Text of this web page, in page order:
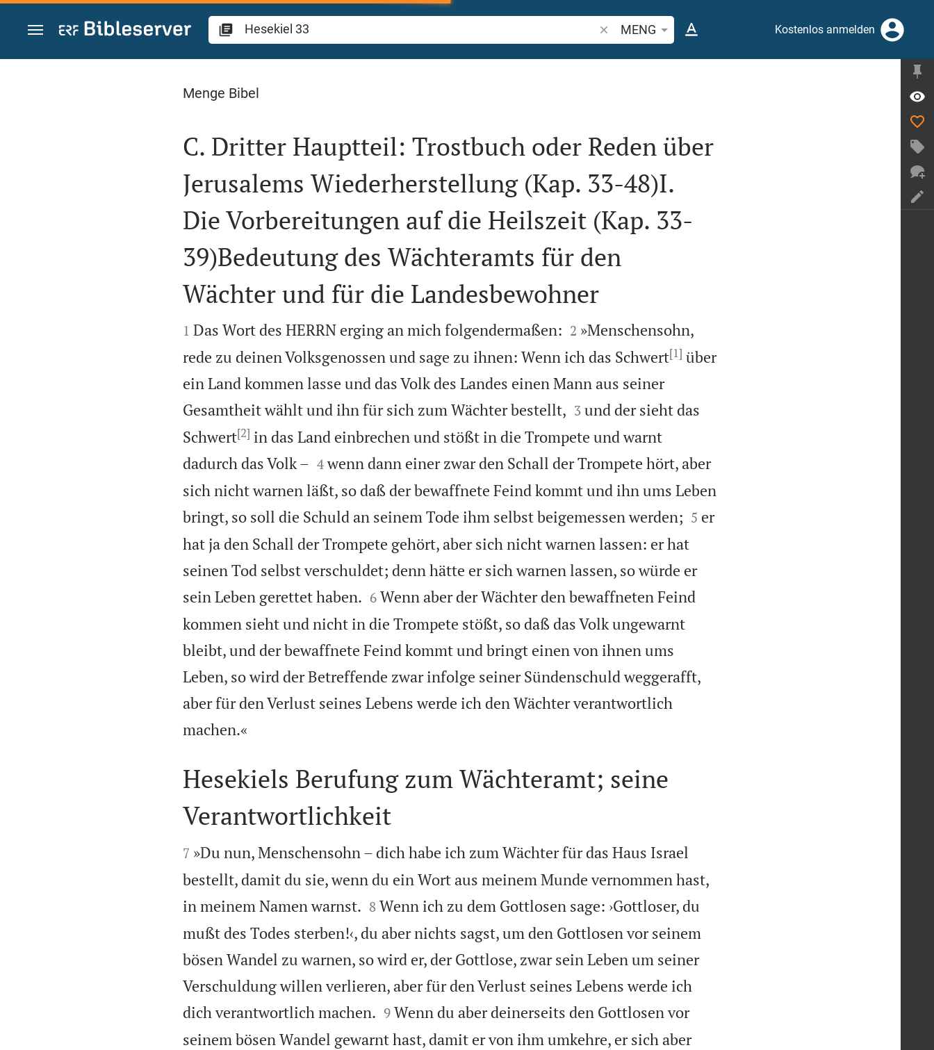
Zum Inhalt springen
Bibelstelle oder Begriff suchen
MENG Kostenlos anmelden
Hesekiel 33
Menge Bibel

C. Dritter Hauptteil: Trostbuch oder Reden über
Jerusalems Wiederherstellung (Kap. 33-48)I.
Die Vorbereitungen auf die Heilszeit (Kap. 33-
39)Bedeutung des Wächteramts für den
Wächter und für die Landesbewohner

1 Das Wort des HERRN erging an mich folgendermaßen:
2 »Menschensohn,
rede zu deinen Volksgenossen und sage zu ihnen: Wenn ich das Schwert[1] über
ein Land kommen lasse und das Volk des Landes einen Mann aus seiner
Gesamtheit wählt und ihn für sich zum Wächter bestellt,
3 und der sieht das
Schwert[2] in das Land einbrechen und stößt in die Trompete und warnt
dadurch das Volk –
4 wenn dann einer zwar den Schall der Trompete hört, aber
sich nicht warnen läßt, so daß der bewaffnete Feind kommt und ihn ums Leben
bringt, so soll die Schuld an seinem Tode ihm selbst beigemessen werden;
5 er
hat ja den Schall der Trompete gehört, aber sich nicht warnen lassen: er hat
seinen Tod selbst verschuldet; denn hätte er sich warnen lassen, so würde er
sein Leben gerettet haben.
6 Wenn aber der Wächter den bewaffneten Feind
kommen sieht und nicht in die Trompete stößt, so daß das Volk ungewarnt
bleibt, und der bewaffnete Feind kommt und bringt einen von ihnen ums
Leben, so wird der Betreffende zwar infolge seiner Sündenschuld weggerafft,
aber für den Verlust seines Lebens werde ich den Wächter verantwortlich
machen.«

Hesekiels Berufung zum Wächteramt; seine
Verantwortlichkeit

7 »Du nun, Menschensohn – dich habe ich zum Wächter für das Haus Israel
bestellt, damit du sie, wenn du ein Wort aus meinem Munde vernommen hast,
in meinem Namen warnst.
8 Wenn ich zu dem Gottlosen sage: ›Gottloser, du
mußt des Todes sterben!‹, du aber nichts sagst, um den Gottlosen vor seinem
bösen Wandel zu warnen, so wird er, der Gottlose, zwar sein Leben um seiner
Verschuldung willen verlieren, aber für den Verlust seines Lebens werde ich
dich verantwortlich machen.
9 Wenn du aber deinerseits den Gottlosen vor
seinem bösen Wandel gewarnt hast, damit er von ihm umkehre, er sich aber